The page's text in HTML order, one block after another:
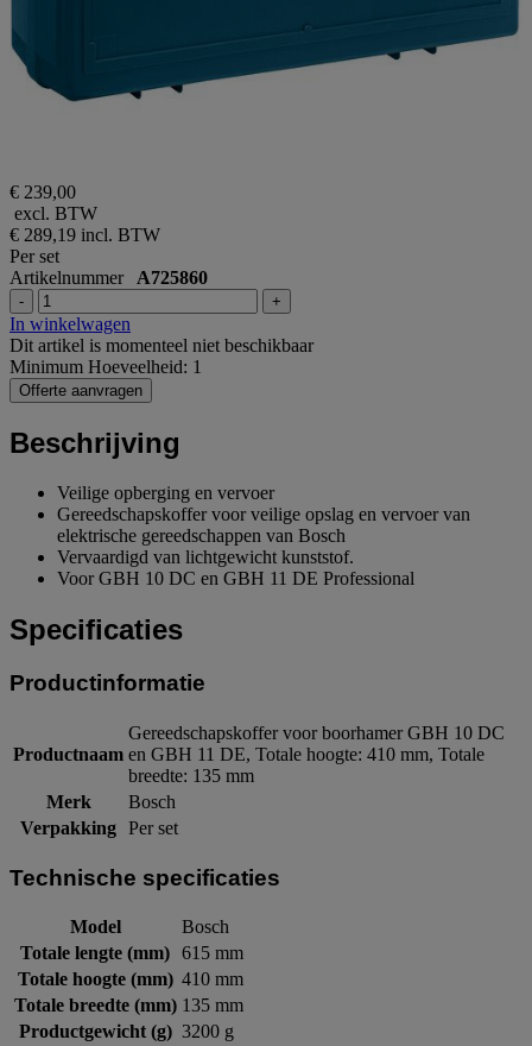
€ 239,00
excl. BTW
€ 289,19 incl. BTW
Per set
Artikelnummer A725860
- +
In winkelwagen
Dit artikel is momenteel niet beschikbaar
Minimum Hoeveelheid: 1
Offerte aanvragen
Beschrijving
Veilige opberging en vervoer
Gereedschapskoffer voor veilige opslag en vervoer van
elektrische gereedschappen van Bosch
Vervaardigd van lichtgewicht kunststof.
Voor GBH 10 DC en GBH 11 DE Professional
Specificaties
Productinformatie
Productnaam
Gereedschapskoffer voor boorhamer GBH 10 DC
en GBH 11 DE, Totale hoogte: 410 mm, Totale
breedte: 135 mm
Merk
Bosch
Verpakking Per set
Technische specificaties
Model
Bosch
Totale lengte (mm) 615 mm
Totale hoogte (mm) 410 mm
Totale breedte (mm) 135 mm
Productgewicht (g) 3200 g